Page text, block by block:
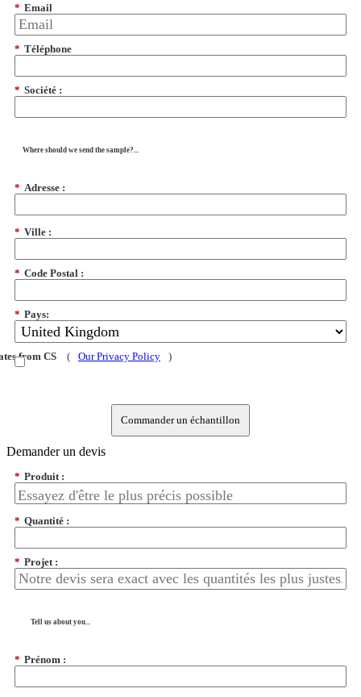
* Email
* Téléphone
* Société :
Where should we send the sample?...
* Adresse :
* Ville :
* Code Postal :
* Pays:
from CS ( Our Privacy Policy )
Commander un échantillon
Demander un devis
* Produit :
* Quantité :
* Projet :
Tell us about you...
* Prénom :